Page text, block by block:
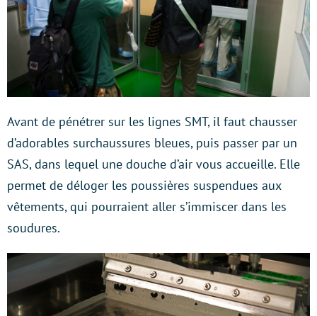
Avant de pénétrer sur les lignes SMT, il faut chausser
d’adorables surchaussures bleues, puis passer par un
SAS, dans lequel une douche d’air vous accueille. Elle
permet de déloger les poussières suspendues aux
vêtements, qui pourraient aller s’immiscer dans les
soudures.